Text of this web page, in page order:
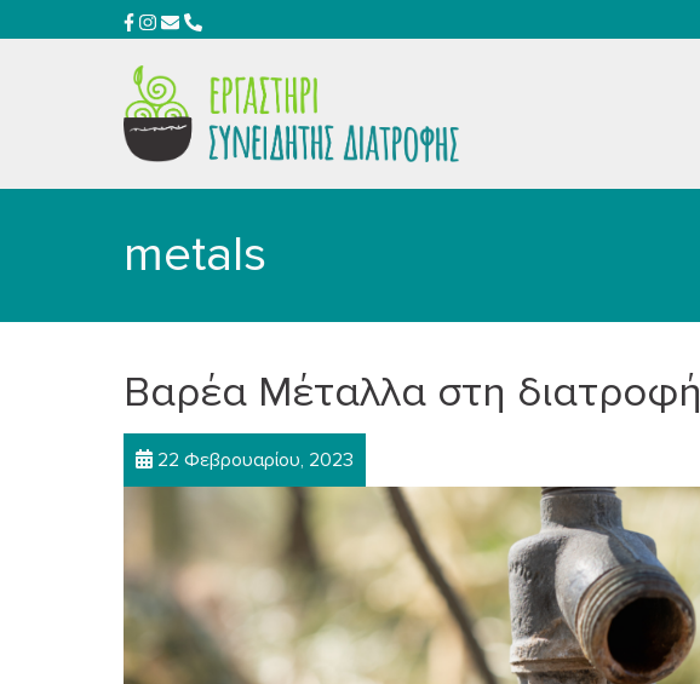
metals
Βαρέα Μέταλλα στη διατροφή
22 Φεβρουαρίου, 2023